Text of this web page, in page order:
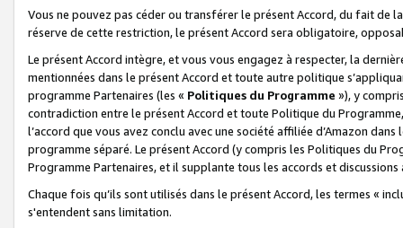
Vous ne pouvez pas céder ou transférer le présent Accord, du fait de
réserve de cette restriction, le présent Accord sera obligatoire,
Le présent Accord intègre, et vous vous engagez à respecter, la
mentionnées dans le présent Accord et toute autre politique
programme Partenaires (les « Politiques du Programme »), y
contradiction entre le présent Accord et toute Politique du
l’accord que vous avez conclu avec une société affiliée d’Amazon
programme séparé. Le présent Accord (y compris les Politiques du
Programme Partenaires, et il supplante tous les accords et discussions
Chaque fois qu’ils sont utilisés dans le présent Accord, les termes «
s'entendent sans limitation.